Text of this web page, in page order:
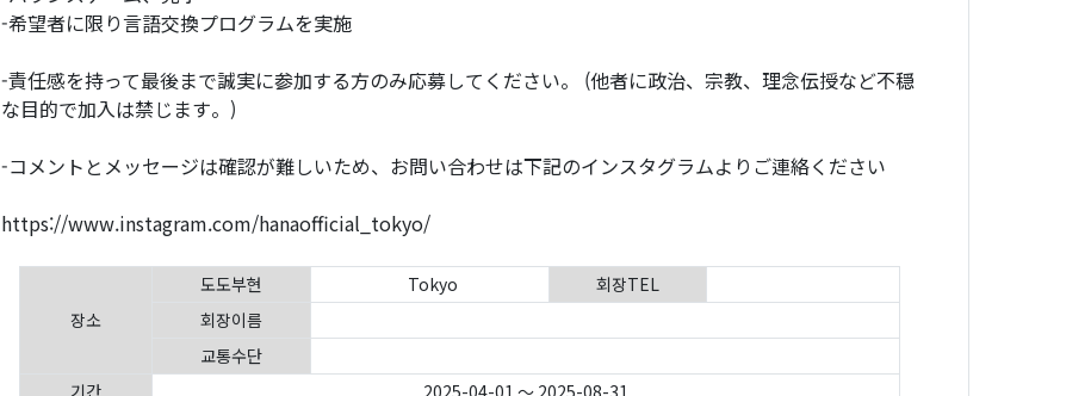
-希望者に限り言語交換プログラムを実施
-責任感を持って最後まで誠実に参加する方のみ応募してください。 (他者に政治、宗教、理念伝授など不穏
な目的で加入は禁じます。)
-コメントとメッセージは確認が難しいため、お問い合わせは下記のインスタグラムよりご連絡ください
https://www.instagram.com/hanaofficial_tokyo/
장소
도도부현 Tokyo
회장TEL
회장이름
교통수단
기간
2025-04-01 ～ 2025-08-31